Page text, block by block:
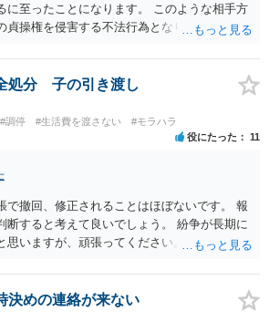
に至ったことになります。 このような相手方
貞操権を侵害する不法行為となりますので、
があったことを前提としています） 弁護士に
住民票を取得することができます。 請求する
護士にご相談されると良いと思います。
処分 子の引き渡し
#調停 #生活費を渡さない #モラハラ
役にたった 11
で撤回、修正されることはほぼないです。 報
断すると考えて良いでしょう。 紛争が長期に
いますが、頑張ってください。
決めの連絡が来ない